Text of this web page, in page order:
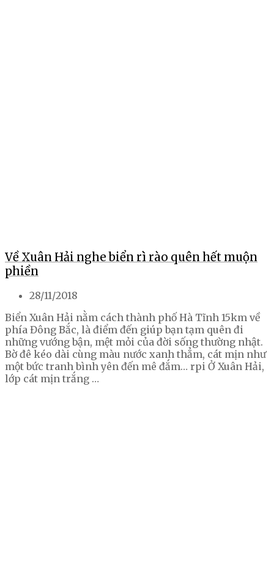
Về Xuân Hải nghe biển rì rào quên hết muộn
phiền
28/11/2018
Biển Xuân Hải nằm cách thành phố Hà Tĩnh 15km về
phía Đông Bắc, là điểm đến giúp bạn tạm quên đi
những vướng bận, mệt mỏi của đời sống thường nhật.
Bờ đê kéo dài cùng màu nước xanh thẳm, cát mịn như
một bức tranh bình yên đến mê đắm… rpi Ở Xuân Hải,
lớp cát mịn trắng …